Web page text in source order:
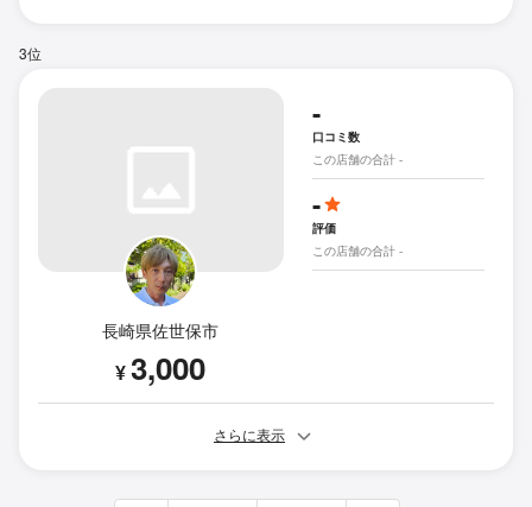
3位
長崎県佐世保市
¥3,000
-
口コミ数
この店舗の合計 -
-
評価
この店舗の合計 -
さらに表示